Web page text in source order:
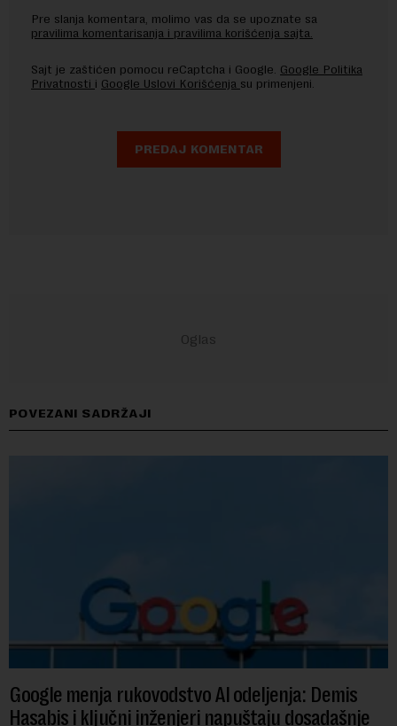
Pre slanja komentara, molimo vas da se upoznate sa
pravilima komentarisanja i pravilima korišćenja sajta.
Sajt je zaštićen pomocu reCaptcha i Google. Google Politika
Privatnosti i Google Uslovi Korišćenja su primenjeni.
POVEZANI SADRŽAJI
Google menja rukovodstvo AI odeljenja: Demis
Hasabis i ključni inženjeri napuštaju dosadašnje